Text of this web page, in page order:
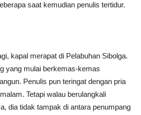
saat kemudian penulis tertidur.
kapal merapat di Pelabuhan Sibolga.
yang mulai berkemas-kemas
Penulis pun teringat dengan pria
Tetapi walau berulangkali
dia tidak tampak di antara penumpang